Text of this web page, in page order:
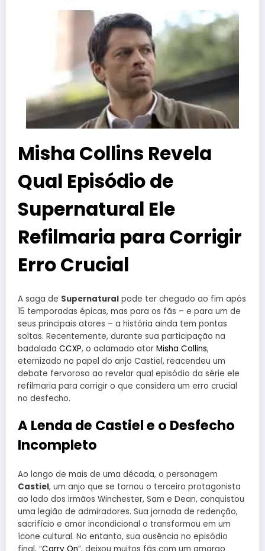
Misha Collins Revela
Qual Episódio de
Supernatural Ele
Refilmaria para Corrigir
Erro Crucial
A saga de Supernatural pode ter chegado ao fim após
15 temporadas épicas, mas para os fãs – e para um de
seus principais atores – a história ainda tem pontas
soltas. Recentemente, durante sua participação na
badalada CCXP, o aclamado ator Misha Collins,
eternizado no papel do anjo Castiel, reacendeu um
debate fervoroso ao revelar qual episódio da série ele
refilmaria para corrigir o que considera um erro crucial
no desfecho.
A Lenda de Castiel e o Desfecho
Incompleto
Ao longo de mais de uma década, o personagem
Castiel, um anjo que se tornou o terceiro protagonista
ao lado dos irmãos Winchester, Sam e Dean, conquistou
uma legião de admiradores. Sua jornada de redenção,
sacrifício e amor incondicional o transformou em um
ícone cultural. No entanto, sua ausência no episódio